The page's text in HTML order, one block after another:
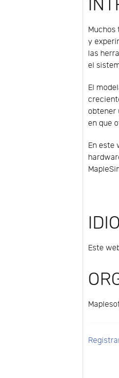
Muchos
y
las
el
El
obtener
en que
En este
Este